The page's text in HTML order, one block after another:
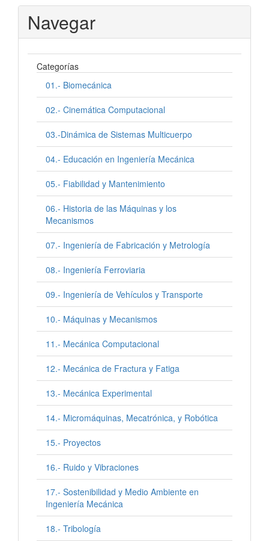
Navegar
Categorías
01.- Biomecánica
02.- Cinemática Computacional
03.-Dinámica de Sistemas Multicuerpo
04.- Educación en Ingeniería Mecánica
05.- Fiabilidad y Mantenimiento
06.- Historia de las Máquinas y los
Mecanismos
07.- Ingeniería de Fabricación y Metrología
08.- Ingeniería Ferroviaria
09.- Ingeniería de Vehículos y Transporte
10.- Máquinas y Mecanismos
11.- Mecánica Computacional
12.- Mecánica de Fractura y Fatiga
13.- Mecánica Experimental
14.- Micromáquinas, Mecatrónica, y Robótica
15.- Proyectos
16.- Ruido y Vibraciones
17.- Sostenibilidad y Medio Ambiente en
Ingeniería Mecánica
18.- Tribología